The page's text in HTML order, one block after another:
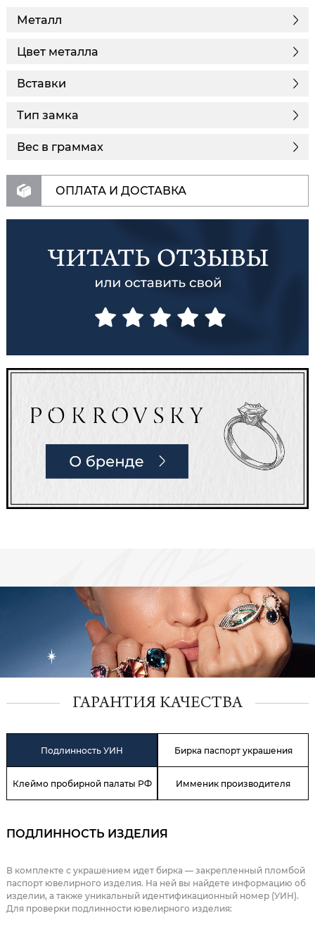
Металл
Цвет металла
Вставки
Тип замка
Вес в граммах
ОПЛАТА И ДОСТАВКА
ГАРАНТИЯ КАЧЕСТВА
Подлинность УИН Бирка паспорт украшения
Клеймо пробирной палаты РФ Имменик производителя
ПОДЛИННОСТЬ ИЗДЕЛИЯ
В комплекте с украшением идет бирка — закрепленный пломбой
паспорт ювелирного изделия. На ней вы найдете информацию об
изделии, а также уникальный идентификационный номер (УИН).
Для проверки подлинности ювелирного изделия: